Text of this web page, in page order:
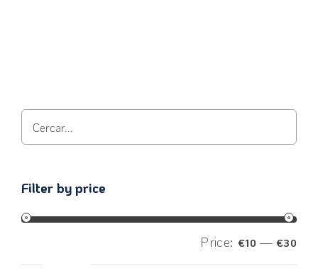
Filter by price
Price: €10 — €30